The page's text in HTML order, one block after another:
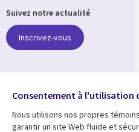
Suivez notre actualité
Inscrivez-vous
réseaux
Social
Consentement à l'utilisation
Nous utilisons nos propres
garantir un site Web fluide et